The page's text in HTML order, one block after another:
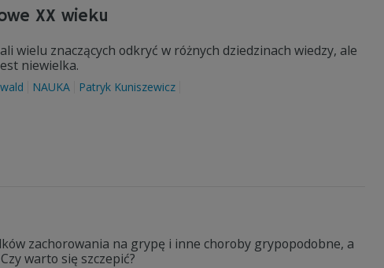
XX wieku
wielu znaczących odkryć w różnych dziedzinach wiedzy, ale
niewielka.
NAUKA Patryk Kuniszewicz
zachorowania na grypę i inne choroby grypopodobne, a
warto się szczepić?